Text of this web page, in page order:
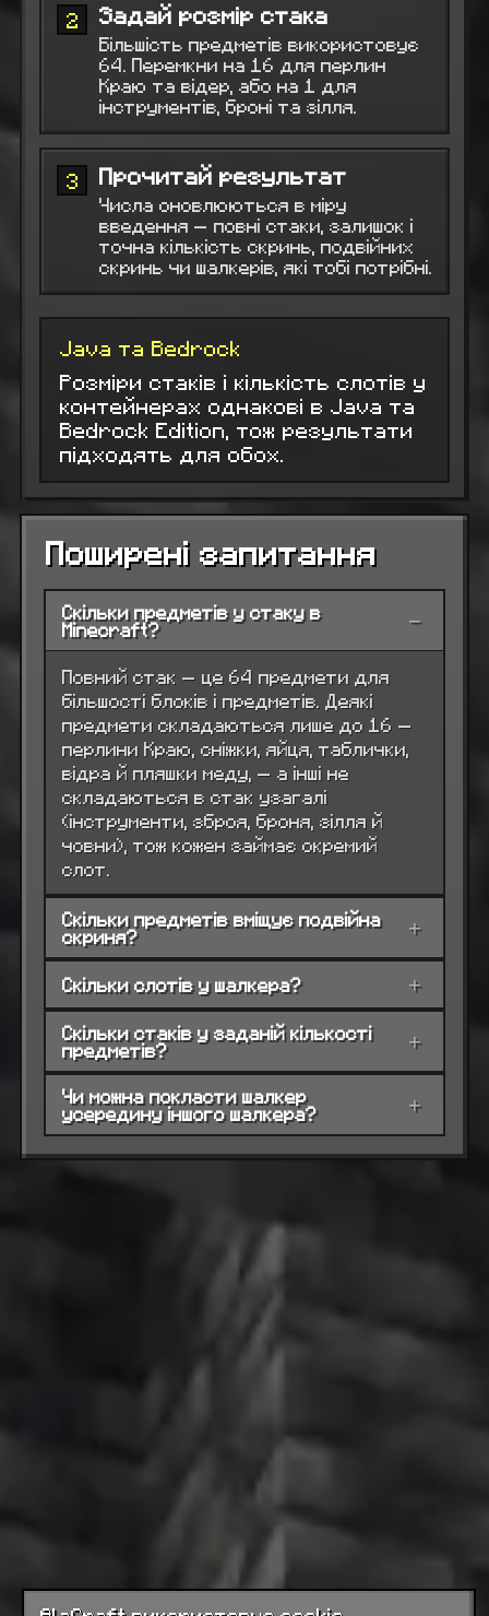
2 Задай розмір стака
Більшість предметів використовує
64. Перемкни на 16 для перлин
Краю та відер, або на 1 для
інструментів, броні та зілля.
3 Прочитай результат
Числа оновлюються в міру
введення — повні стаки, залишок і
точна кількість скринь, подвійних
скринь чи шалкерів, які тобі потрібні.
Java та Bedrock
Розміри стаків і кількість слотів у
контейнерах однакові в Java та
Bedrock Edition, тож результати
підходять для обох.
Поширені запитання
Скільки предметів у стаку в
Minecraft? −
Повний стак — це 64 предмети для
більшості блоків і предметів. Деякі
предмети складаються лише до 16 —
перлини Краю, сніжки, яйця, таблички,
відра й пляшки меду, — а інші не
складаються в стак узагалі
(інструменти, зброя, броня, зілля й
човни), тож кожен займає окремий
слот.
Скільки предметів вміщує подвійна
скриня? +
Скільки слотів у шалкера?
+
Скільки стаків у заданій кількості
предметів? +
Чи можна покласти шалкер
усередину іншого шалкера? +